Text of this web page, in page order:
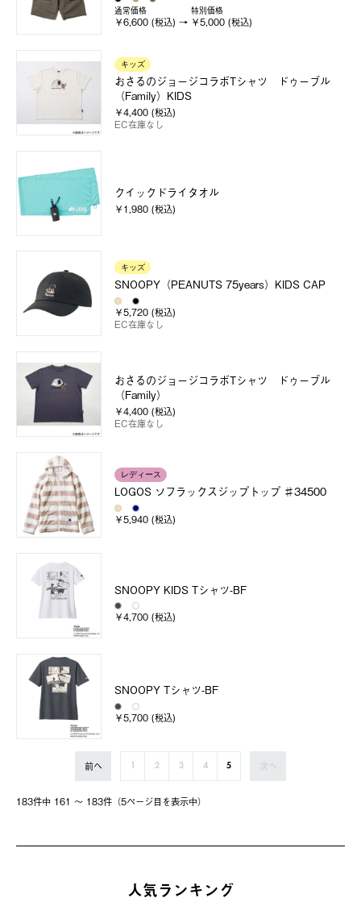
通常価格
￥6,600 (税込)
特別価格
￥5,000 (税込)
キッズ
おさるのジョージコラボTシャツ ドゥーブル
（Family）KIDS
￥4,400 (税込)
EC在庫なし
クイックドライタオル
￥1,980 (税込)
キッズ
SNOOPY（PEANUTS 75years）KIDS CAP
￥5,720 (税込)
EC在庫なし
おさるのジョージコラボTシャツ ドゥーブル
（Family）
￥4,400 (税込)
EC在庫なし
レディース
LOGOS ソフラックスジップトップ ♯34500
￥5,940 (税込)
SNOOPY KIDS Tシャツ-BF
￥4,700 (税込)
SNOOPY Tシャツ-BF
￥5,700 (税込)
183件中 161 〜 183件（5ページ⽬を表⽰中）
前へ 2 3 4 5 次へ
人気ランキング